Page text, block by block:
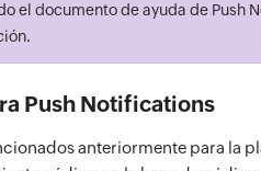
el documento de ayuda de Push
Push Notifications
anteriormente para la